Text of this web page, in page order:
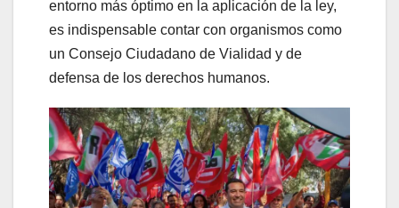
entorno más óptimo en la aplicación de la ley,
es indispensable contar con organismos como
un Consejo Ciudadano de Vialidad y de
defensa de los derechos humanos.